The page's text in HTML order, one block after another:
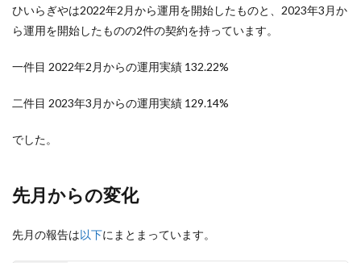
ひいらぎやは2022年2月から運用を開始したものと、2023年3月か
ら運用を開始したものの2件の契約を持っています。
一件目 2022年2月からの運用実績 132.22%
二件目 2023年3月からの運用実績 129.14%
でした。
先月からの変化
先月の報告は以下にまとまっています。